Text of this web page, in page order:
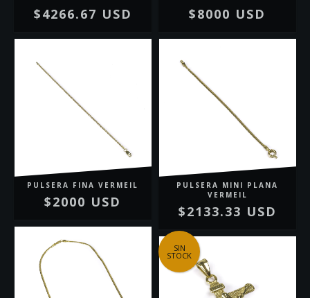
$4266.67 USD $8000 USD
PULSERA FINA VERMEIL
$2000 USD
PULSERA MINI PLANA
VERMEIL
$2133.33 USD
SIN
STOCK